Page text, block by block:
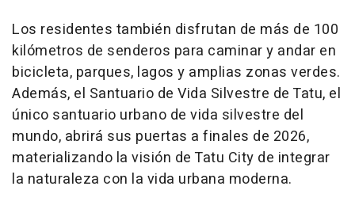
Los residentes también disfrutan de más de 100
kilómetros de senderos para caminar y andar en
bicicleta, parques, lagos y amplias zonas verdes.
Además, el Santuario de Vida Silvestre de Tatu, el
único santuario urbano de vida silvestre del
mundo, abrirá sus puertas a finales de 2026,
materializando la visión de Tatu City de integrar
la naturaleza con la vida urbana moderna.